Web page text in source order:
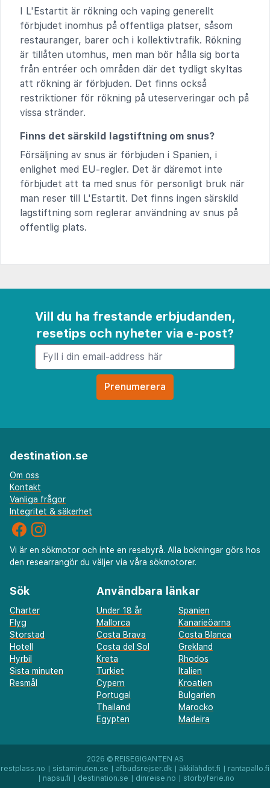
I L'Estartit är rökning och vaping generellt
förbjudet inomhus på offentliga platser, såsom
restauranger, barer och i kollektivtrafik. Rökning
är tillåten utomhus, men man bör hålla sig borta
från entréer och områden där det tydligt skyltas
att rökning är förbjuden. Det finns också
restriktioner för rökning på uteserveringar och på
vissa stränder.
Finns det särskild lagstiftning om snus?
Försäljning av snus är förbjuden i Spanien, i
enlighet med EU-regler. Det är däremot inte
förbjudet att ta med snus för personligt bruk när
man reser till L'Estartit. Det finns ingen särskild
lagstiftning som reglerar användning av snus på
offentlig plats.
Vill du ha frestande erbjudanden,
resetips och nyheter via e-post?
destination.se
Om oss
Kontakt
Vanliga frågor
Integritet & säkerhet
Vi är en sökmotor och inte en resebyrå. Alla bokningar görs hos
den researrangör du väljer via våra sökmotorer.
Sök
Charter
Flyg
Storstad
Hotell
Hyrbil
Sista minuten
Resmål
Användbara länkar
Under 18 år
Spanien
Mallorca
Kanarieöarna
Costa Brava
Costa Blanca
Costa del Sol
Grekland
Kreta
Rhodos
Turkiet
Italien
Cypern
Kroatien
Portugal
Bulgarien
Thailand
Marocko
Egypten
Madeira
2026 © REISEGIGANTEN AS
restplass.no | sistaminuten.se | afbudsrejser.dk | äkkilähdöt.fi | rantapallo.fi
| napsu.fi | destination.se | dinreise.no | storbyferie.no